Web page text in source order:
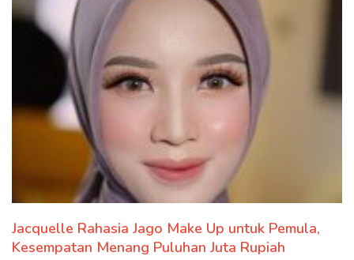
Jacquelle Rahasia Jago Make Up untuk Pemula,
Kesempatan Menang Puluhan Juta Rupiah